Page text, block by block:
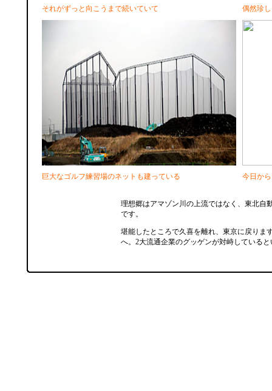
それがずっと向こうまで続いていて 偶然珍
巨大なゴルフ練習場のネットも建っている 今日か
理想郷はアマゾン川の上流ではなく、東北自
です。
堪能したところで久喜を離れ、東京に戻りま
へ。2大流通企業のグッゲンが対峙している